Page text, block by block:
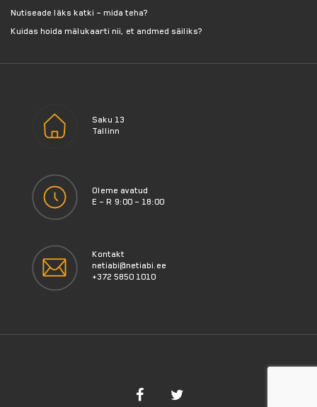
Nutiseade läks katki – mida teha?
Kuidas hoida mälukaarti nii, et andmed säiliks?
Saku 13
Tallinn
Oleme avatud
E – R 9:00 – 18:00
Kontakt
netiabi@netiabi.ee
+372 5850 1010